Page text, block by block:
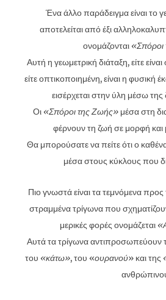
Ένα άλλο παράδειγμα είναι το
αποτελείται από έξι
ονομάζονται
Αυτή η γεωμετρική διάταξη, είτε
είτε οπτικοποιημένη, είναι η
εισέρχεται στην ύλη μέσω
Οι «Σπόροι της Ζωής»μέσα στη
φέρνουν τη ζωή σε μορφή και
Θα μπορούσατε να πείτε ότι ο
μέσα στους κύκλους που
Πιο γνωστά είναι τα τεμνόμενα
στραμμένα τρίγωνα που
μερικές φορές ονομάζεται
Αυτά τα τρίγωνα αντιπροσωπεύουν
του «κάτω», του «ουρανού» και της